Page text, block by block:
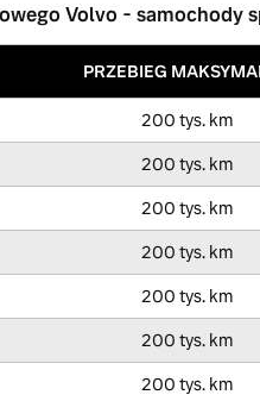
Volvo - samochody
PRZEBIEG
200 tys. km
200 tys. km
200 tys. km
200 tys. km
200 tys. km
200 tys. km
200 tys. km